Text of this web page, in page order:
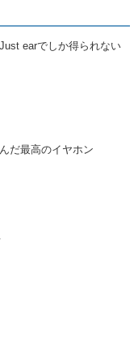
earでしか得られない
だ最高のイヤホン